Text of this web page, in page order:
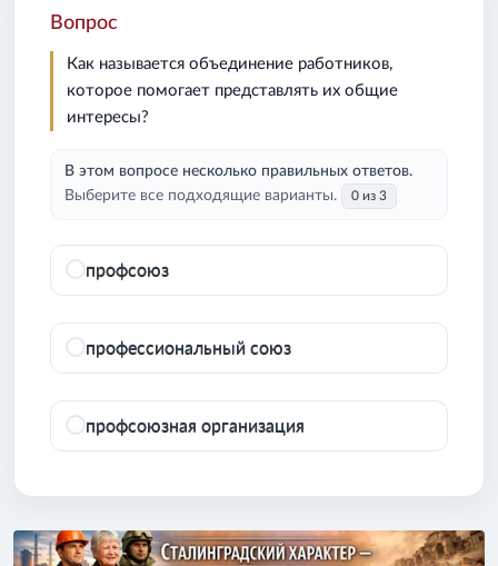
Вопрос
Как называется объединение работников,
которое помогает представлять их общие
интересы?
В этом вопросе несколько правильных ответов.
Выберите все подходящие варианты.
0 из 3
профсоюз
профессиональный союз
профсоюзная организация